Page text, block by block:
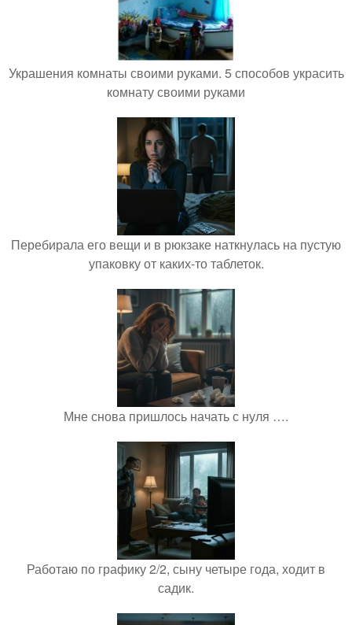
Украшения комнаты своими руками. 5 способов украсить
комнату своими руками
Перебирала его вещи и в рюкзаке наткнулась на пустую
упаковку от каких-то таблеток.
Мне снова пришлось начать с нуля ….
Работаю по графику 2/2, сыну четыре года, ходит в
садик.